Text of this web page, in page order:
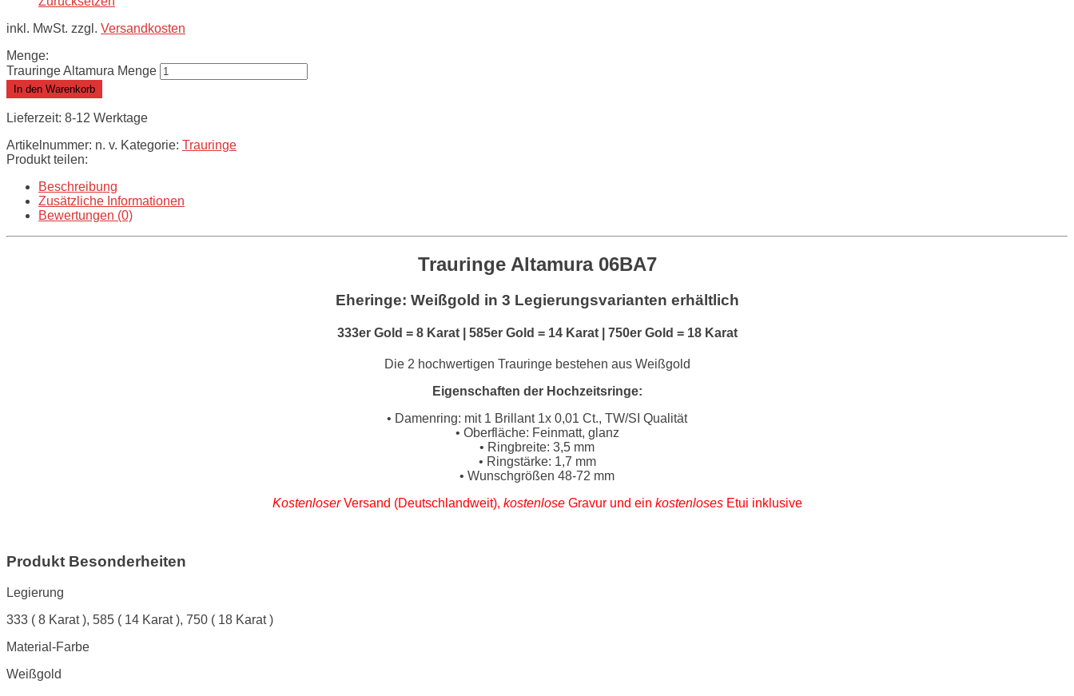
inkl. MwSt. zzgl. Versandkosten
Menge:
Trauringe Altamura Menge
In den Warenkorb
Lieferzeit: 8-12 Werktage
Artikelnummer: n. v. Kategorie: Trauringe
Produkt teilen:
Beschreibung
Zusätzliche Informationen
Bewertungen (0)
Trauringe Altamura 06BA7
Eheringe: Weißgold in 3 Legierungsvarianten erhältlich
333er Gold = 8 Karat | 585er Gold = 14 Karat | 750er Gold = 18 Karat
Die 2 hochwertigen Trauringe bestehen aus Weißgold
Eigenschaften der Hochzeitsringe:
• Damenring: mit 1 Brillant 1x 0,01 Ct., TW/SI Qualität
• Oberfläche: Feinmatt, glanz
• Ringbreite: 3,5 mm
• Ringstärke: 1,7 mm
• Wunschgrößen 48-72 mm
KostenloserVersand (Deutschlandweit), kostenloseGravur und ein kostenlosesEtui inklusive
Produkt Besonderheiten
Legierung
333 ( 8 Karat ), 585 ( 14 Karat ), 750 ( 18 Karat )
Material-Farbe
Weißgold